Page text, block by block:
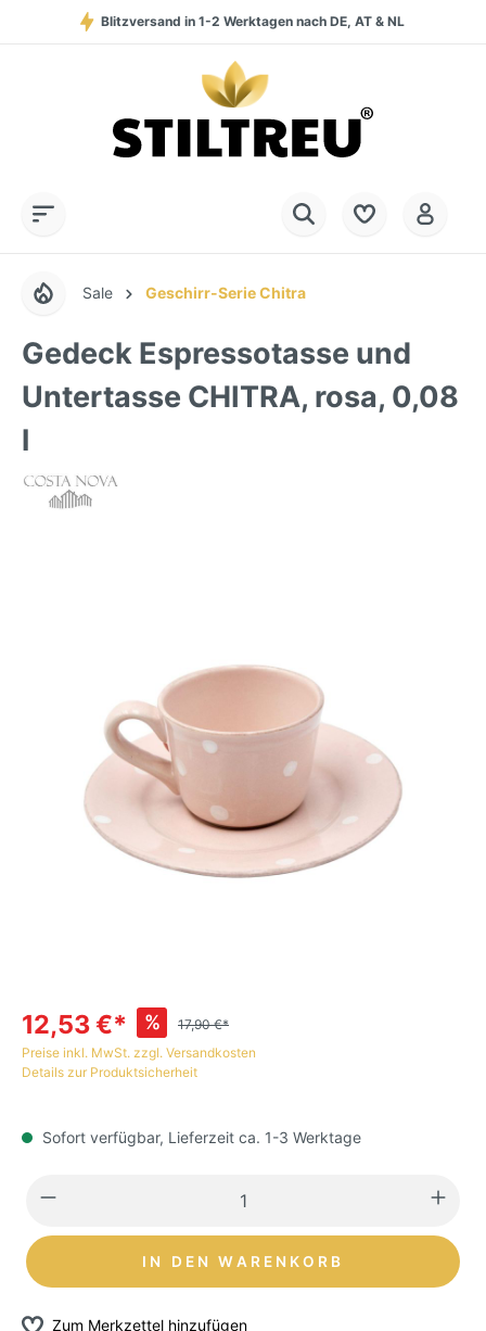
Blitzversand in 1-2 Werktagen nach DE, AT & NL
+49 (0) 28 32 - 408 990 0
Dauerhaft hohe Warenverfügbarkeit
SSL-verschlüsselt online einkaufen
Sale Geschirr-Serie Chitra
Gedeck Espressotasse und
Untertasse CHITRA, rosa, 0,08
l
12,53 €* %
17,90 €*
Preise inkl. MwSt. zzgl. Versandkosten
Details zur Produktsicherheit
Sofort verfügbar, Lieferzeit ca. 1-3 Werktage
IN DEN WARENKORB
Zum Merkzettel hinzufügen